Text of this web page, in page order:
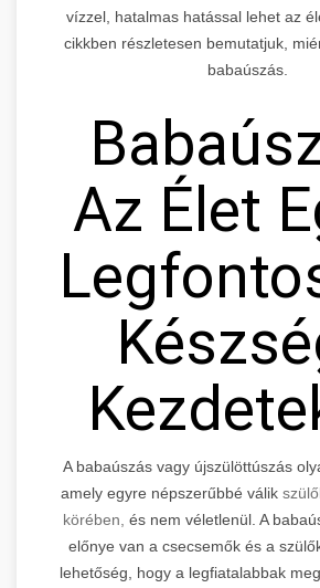
vízzel, hatalmas hatással lehet az
cikkben részletesen bemutatjuk,
babaúszás.
Az Élet
A babaúszás vagy újszülöttúszás
amely egyre népszerűbbé válik
körében, és nem véletlenül. A
előnye van a csecsemők és a
lehetőség, hogy a legfiatalabbak